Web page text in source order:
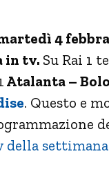
4
in tv. Su Rai 1
Atalanta –
. Questo e
della settimana